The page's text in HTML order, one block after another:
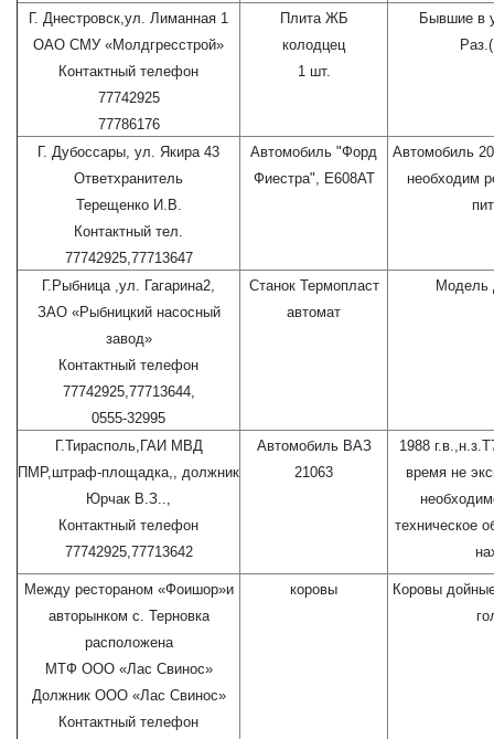
Г. Днестровск,ул. Лиманная 1
ОАО СМУ «Молдгресстрой»
Контактный телефон
77742925
77786176
Плита ЖБ
колодцец
1 шт.
Бывшие в
Г. Дубоссары, ул. Якира 43
Ответхранитель
Терещенко И.В.
Контактный тел.
77742925,77713647
Автомобиль "Форд
Фиестра", Е608АТ
Автомобиль
необходим
Г.Рыбница ,ул. Гагарина2,
ЗАО «Рыбницкий насосный
завод»
Контактный телефон
77742925,77713644,
0555-32995
Станок Термопласт
автомат
Модель
Г.Тирасполь,ГАИ МВД
ПМР,штраф-площадка,, должник
Юрчак В.З..,
Контактный телефон
77742925,77713642
Автомобиль ВАЗ
21063
1988
время не
техническое
Между рестораном «Фоишор»и
авторынком с. Терновка
расположена
МТФ ООО «Лас Свинос»
Должник ООО «Лас Свинос»
Контактный телефон
коровы
Коровы